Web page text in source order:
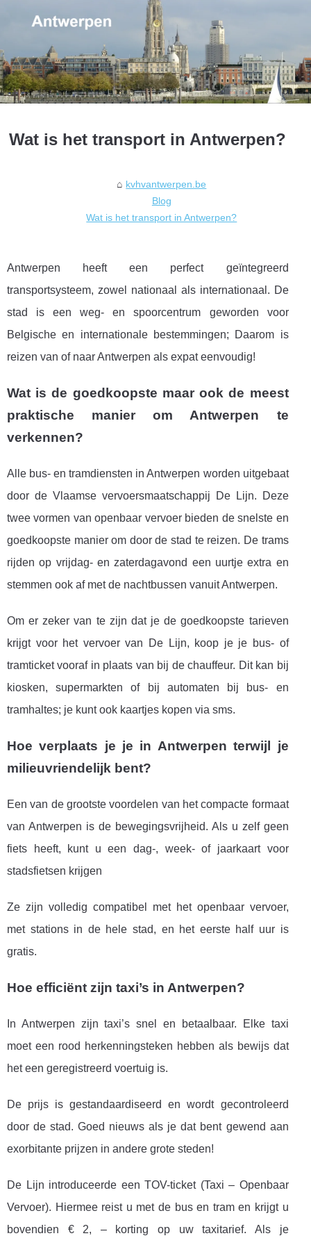
Wat is het transport in Antwerpen?
kvhvantwerpen.be
Blog
Wat is het transport in Antwerpen?
Antwerpen heeft een perfect geïntegreerd
transportsysteem, zowel nationaal als internationaal. De
stad is een weg- en spoorcentrum geworden voor
Belgische en internationale bestemmingen; Daarom is
reizen van of naar Antwerpen als expat eenvoudig!
Wat is de goedkoopste maar ook de meest
praktische manier om Antwerpen te
verkennen?
Alle bus- en tramdiensten in Antwerpen worden uitgebaat
door de Vlaamse vervoersmaatschappij De Lijn. Deze
twee vormen van openbaar vervoer bieden de snelste en
goedkoopste manier om door de stad te reizen. De trams
rijden op vrijdag- en zaterdagavond een uurtje extra en
stemmen ook af met de nachtbussen vanuit Antwerpen.
Om er zeker van te zijn dat je de goedkoopste tarieven
krijgt voor het vervoer van De Lijn, koop je je bus- of
tramticket vooraf in plaats van bij de chauffeur. Dit kan bij
kiosken, supermarkten of bij automaten bij bus- en
tramhaltes; je kunt ook kaartjes kopen via sms.
Hoe verplaats je je in Antwerpen terwijl je
milieuvriendelijk bent?
Een van de grootste voordelen van het compacte formaat
van Antwerpen is de bewegingsvrijheid. Als u zelf geen
fiets heeft, kunt u een dag-, week- of jaarkaart voor
stadsfietsen krijgen
Ze zijn volledig compatibel met het openbaar vervoer,
met stations in de hele stad, en het eerste half uur is
gratis.
Hoe efficiënt zijn taxi’s in Antwerpen?
In Antwerpen zijn taxi’s snel en betaalbaar. Elke taxi
moet een rood herkenningsteken hebben als bewijs dat
het een geregistreerd voertuig is.
De prijs is gestandaardiseerd en wordt gecontroleerd
door de stad. Goed nieuws als je dat bent gewend aan
exorbitante prijzen in andere grote steden!
De Lijn introduceerde een TOV-ticket (Taxi – Openbaar
Vervoer). Hiermee reist u met de bus en tram en krijgt u
bovendien € 2, – korting op uw taxitarief. Als je